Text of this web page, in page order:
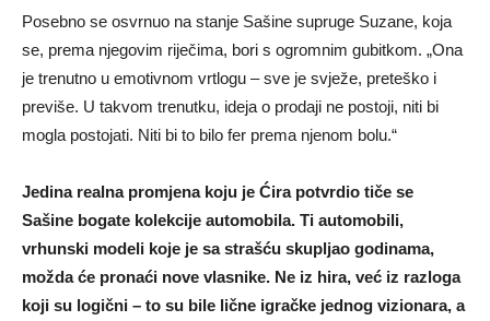
Posebno se osvrnuo na stanje Sašine supruge Suzane, koja
se, prema njegovim riječima, bori s ogromnim gubitkom. „Ona
je trenutno u emotivnom vrtlogu – sve je svježe, preteško i
previše. U takvom trenutku, ideja o prodaji ne postoji, niti bi
mogla postojati. Niti bi to bilo fer prema njenom bolu.“
Jedina realna promjena koju je Ćira potvrdio tiče se
Sašine bogate kolekcije automobila. Ti automobili,
vrhunski modeli koje je sa strašću skupljao godinama,
možda će pronaći nove vlasnike. Ne iz hira, već iz razloga
koji su logični – to su bile lične igračke jednog vizionara, a